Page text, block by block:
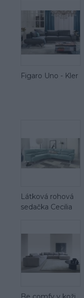
Figaro Uno - Kler
Látková rohová
sedačka Cecilia